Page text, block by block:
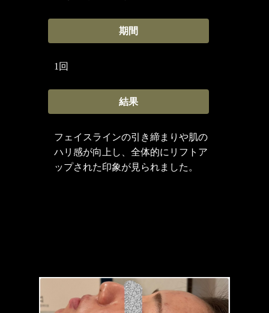
期間
1回
結果
フェイスラインの引き締まりや肌の
ハリ感が向上し、全体的にリフトア
ップされた印象が見られました。